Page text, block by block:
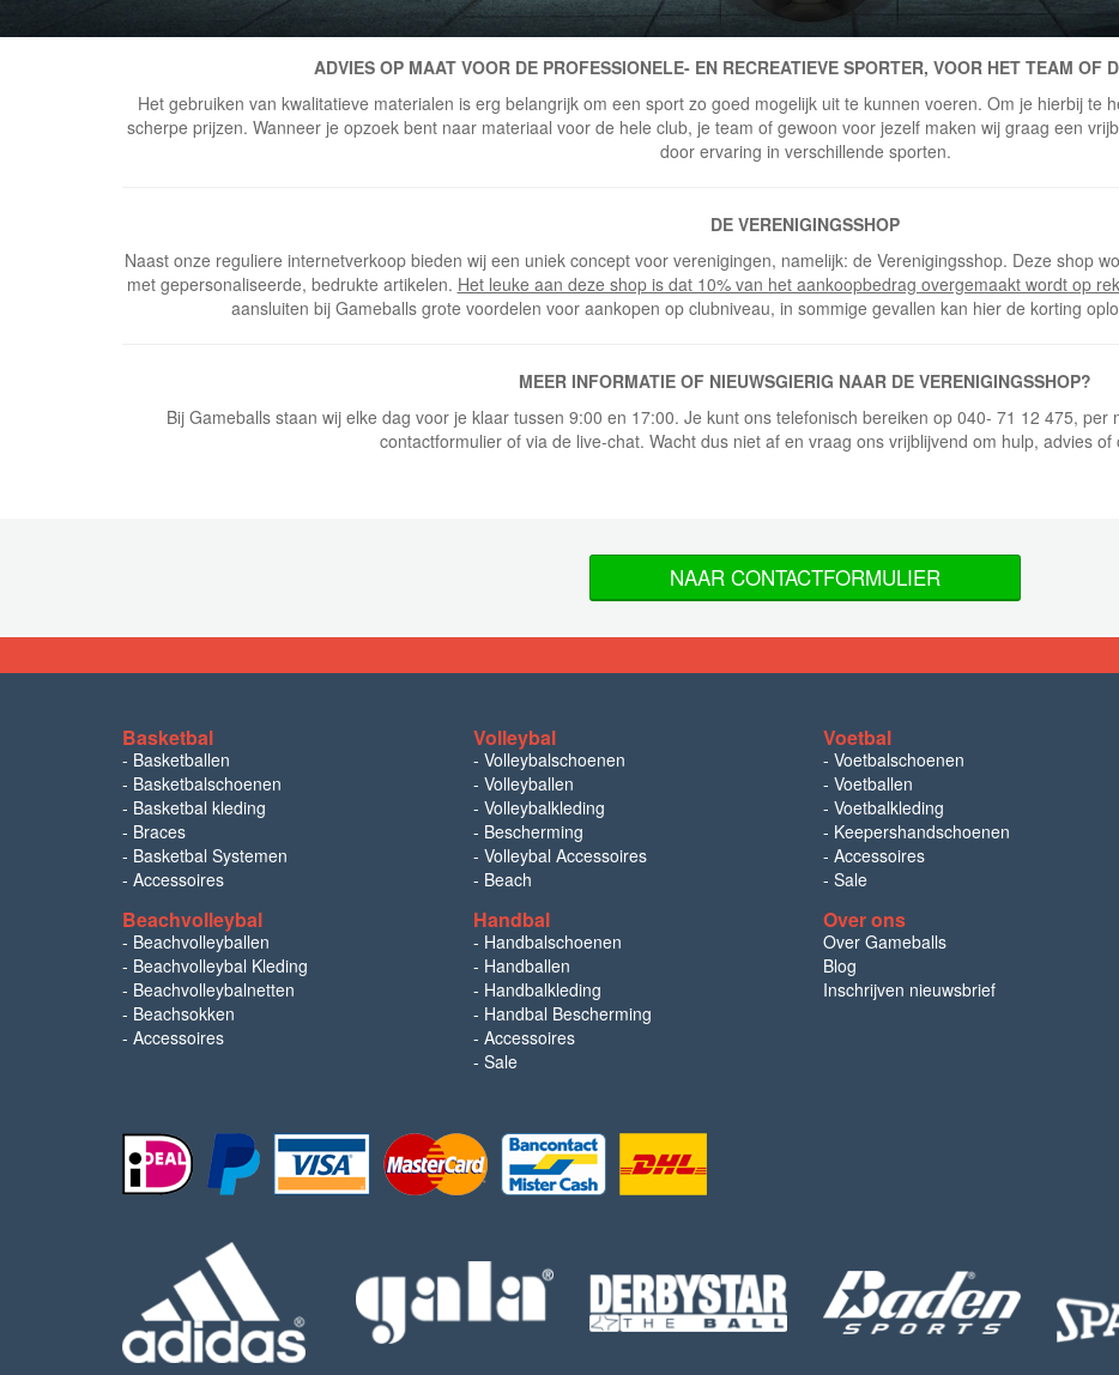
ADVIES OP MAAT VOOR DE PROFESSIONELE- EN RECREATIEVE SPORTER, VOOR HET TEAM OF
Het gebruiken van kwalitatieve materialen is erg belangrijk om een sport zo goed mogelijk uit te kunnen voeren. Om je hierbij te
scherpe prijzen. Wanneer je opzoek bent naar materiaal voor de hele club, je team of gewoon voor jezelf maken wij graag een
door ervaring in verschillende sporten.
DE VERENIGINGSSHOP
Naast onze reguliere internetverkoop bieden wij een uniek concept voor verenigingen, namelijk: de Verenigingsshop. Deze shop
met gepersonaliseerde, bedrukte artikelen. Het leuke aan deze shop is dat 10% van het aankoopbedrag overgemaakt wordt op
aansluiten bij Gameballs grote voordelen voor aankopen op clubniveau, in sommige gevallen kan hier de korting
MEER INFORMATIE OF NIEUWSGIERIG NAAR DE VERENIGINGSSHOP?
Bij Gameballs staan wij elke dag voor je klaar tussen 9:00 en 17:00. Je kunt ons telefonisch bereiken op 040- 71 12 475,
contactformulier of via de live-chat. Wacht dus niet af en vraag ons vrijblijvend om hulp, advies of
NAAR CONTACTFORMULIER
Basketbal
- Basketballen
- Basketbalschoenen
- Basketbal kleding
- Braces
- Basketbal Systemen
- Accessoires
Volleybal
- Volleybalschoenen
- Volleyballen
- Volleybalkleding
- Bescherming
- Volleybal Accessoires
- Beach
Voetbal
- Voetbalschoenen
- Voetballen
- Voetbalkleding
- Keepershandschoenen
- Accessoires
- Sale
Beachvolleybal
- Beachvolleyballen
- Beachvolleybal Kleding
- Beachvolleybalnetten
- Beachsokken
- Accessoires
Handbal
- Handbalschoenen
- Handballen
- Handbalkleding
- Handbal Bescherming
- Accessoires
- Sale
Over ons
Over Gameballs
Blog
Inschrijven nieuwsbrief